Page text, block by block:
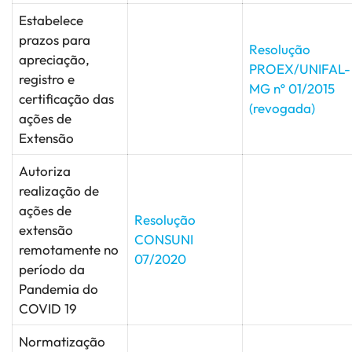
Estabelece
prazos para
apreciação,
registro e
certificação das
ações de
Extensão
Resolução
PROEX/UNIFAL-
MG nº 01/2015
(revogada)
Autoriza
realização de
ações de
extensão
remotamente no
período da
Pandemia do
COVID 19
Resolução
CONSUNI
07/2020
Normatização